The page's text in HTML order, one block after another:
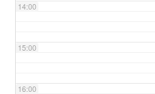
14:00
15:00
16:00